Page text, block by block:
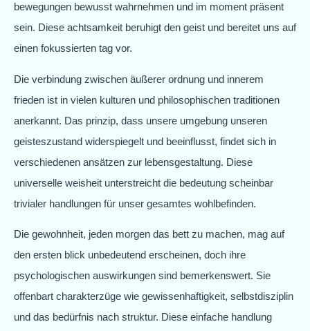
bewegungen bewusst wahrnehmen und im moment präsent
sein. Diese achtsamkeit beruhigt den geist und bereitet uns auf
einen fokussierten tag vor.
Die verbindung zwischen äußerer ordnung und innerem
frieden ist in vielen kulturen und philosophischen traditionen
anerkannt. Das prinzip, dass unsere umgebung unseren
geisteszustand widerspiegelt und beeinflusst, findet sich in
verschiedenen ansätzen zur lebensgestaltung. Diese
universelle weisheit unterstreicht die bedeutung scheinbar
trivialer handlungen für unser gesamtes wohlbefinden.
Die gewohnheit, jeden morgen das bett zu machen, mag auf
den ersten blick unbedeutend erscheinen, doch ihre
psychologischen auswirkungen sind bemerkenswert. Sie
offenbart charakterzüge wie gewissenhaftigkeit, selbstdisziplin
und das bedürfnis nach struktur. Diese einfache handlung